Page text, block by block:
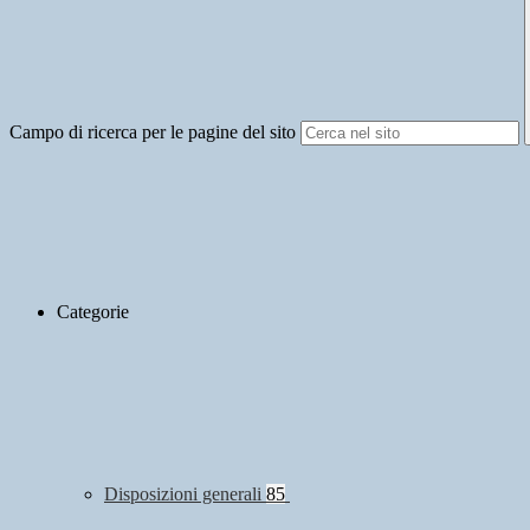
Campo di ricerca per le pagine del sito
Categorie
Disposizioni generali 85